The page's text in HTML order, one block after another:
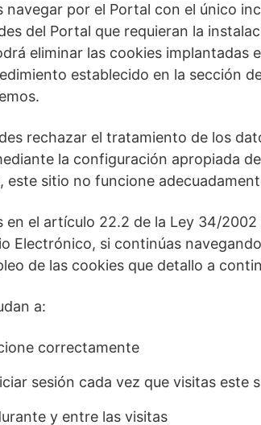
navegar por el Portal con el único
del Portal que requieran la
eliminar las cookies implantadas
establecido en la sección
rechazar el tratamiento de los
la configuración apropiada
este sitio no funcione
en el artículo 22.2 de la Ley 34/2002
Electrónico, si continúas navegando
de las cookies que detallo a
a:
correctamente
sesión cada vez que visitas este
y entre las visitas